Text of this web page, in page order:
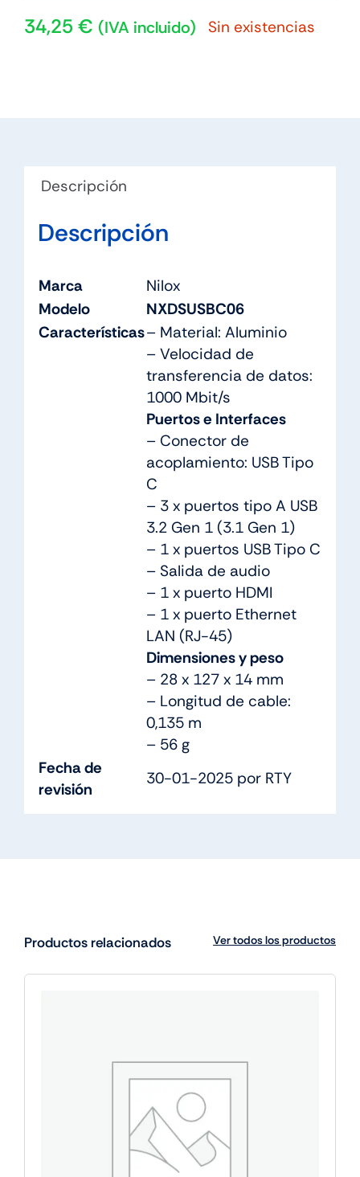
34,25 € (IVA incluido) Sin existencias
Descripción
Descripción
Marca
Nilox
Modelo
NXDSUSBC06
Características– Material: Aluminio
– Velocidad de
transferencia de datos:
1000 Mbit/s
Puertos e Interfaces
– Conector de
acoplamiento: USB Tipo
C
– 3 x puertos tipo A USB
3.2 Gen 1 (3.1 Gen 1)
– 1 x puertos USB Tipo C
– Salida de audio
– 1 x puerto HDMI
– 1 x puerto Ethernet
LAN (RJ-45)
Dimensiones y peso
– 28 x 127 x 14 mm
– Longitud de cable:
0,135 m
– 56 g
Fecha de
revisión
30-01-2025 por RTY
Productos relacionados Ver todos los productos